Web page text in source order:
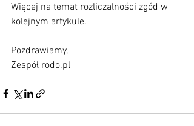
Więcej na temat rozliczalności zgód w
kolejnym artykule.
Pozdrawiamy,
Zespół rodo.pl